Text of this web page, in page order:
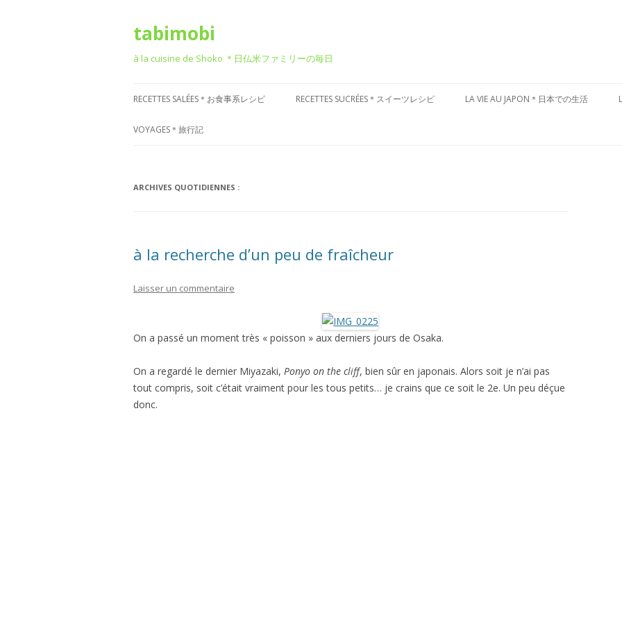
tabimobi
à la cuisine de Shoko ＊日仏米ファミリーの毎日
au
RECETTES SALÉES＊お食事系レシピ
RECETTE DE BENTO＊お弁当
RECETTE FRANÇAISE＊フレンチ風
GÂTEAUX SALÉS＊食事ケーキ
ASTUCES CUISINE＊料理のコツ
RECETTES SUCRÉES＊スイーツレシピ LA VIE AU JAPON＊日本での生活
VOYAGES＊旅行記
旅行
ARCHIVES QUOTIDIENNES :
à la recherche d’un peu de fraîcheur
Laisser un commentaire
On a passé un moment très « poisson » aux derniers jours de Osaka.
On a regardé le dernier Miyazaki, Ponyo on the cliff, bien sûr en japonais. Alors soit je n’ai pas
tout compris, soit c’était vraiment pour les tous petits… je crains que ce soit le 2e. Un peu déçue
donc.